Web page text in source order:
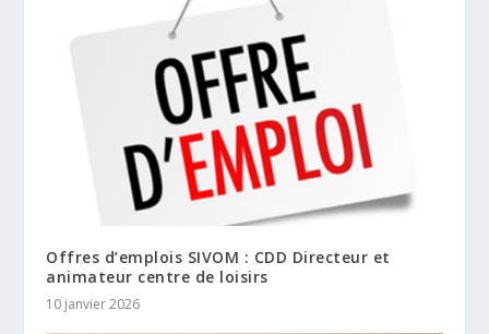
Offres d’emplois SIVOM : CDD Directeur et
animateur centre de loisirs
10 janvier 2026